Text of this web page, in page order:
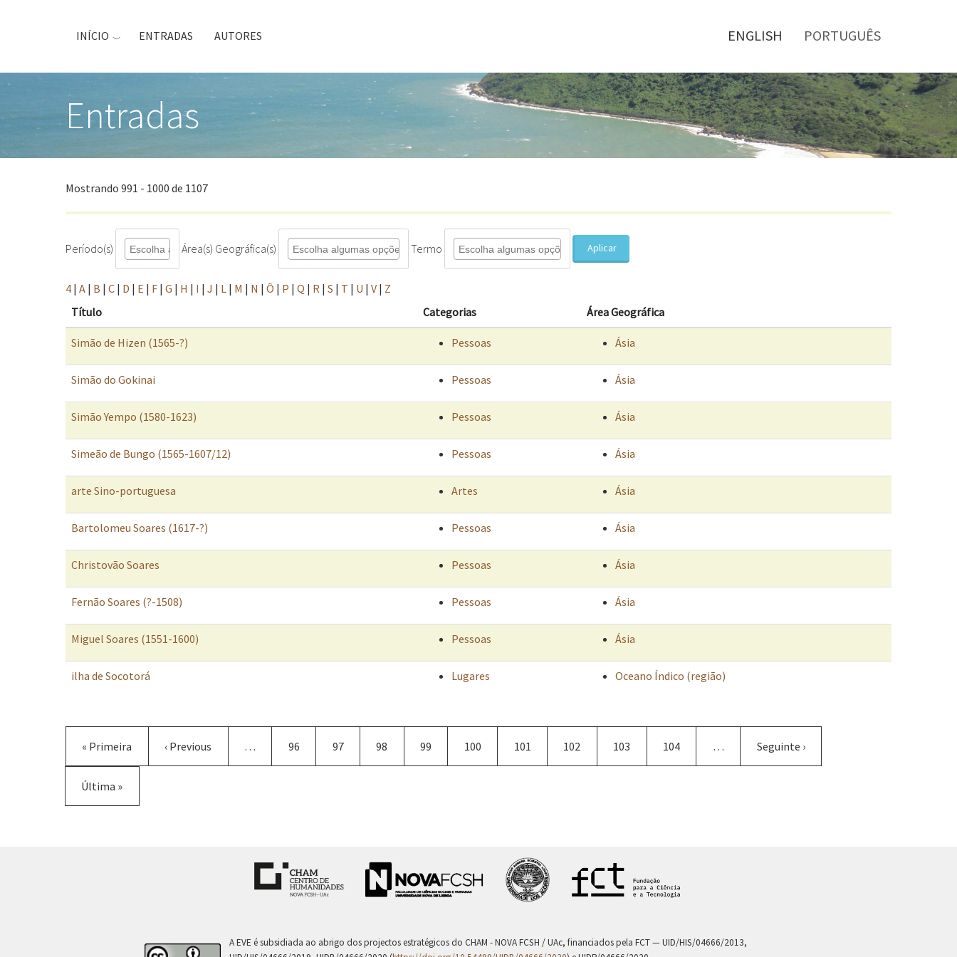
principal
ENGLISH PORTUGUÊS
INÍCIO ENTRADAS AUTORES
Entradas
Mostrando 991 - 1000 de 1107
Período(s) Área(s) Geográfica(s) Termo Aplicar
4 | A | B | C | D | E | F | G | H | I | J | L | M | N | Ô | P | Q | R | S | T | U | V | Z
Título
Categorias Área Geográfica
Simão de Hizen (1565-?) Pessoas Ásia
Simão do Gokinai Pessoas Ásia
Simão Yempo (1580-1623) Pessoas Ásia
Simeão de Bungo (1565-1607/12) Pessoas Ásia
arte Sino-portuguesa Artes Ásia
Bartolomeu Soares (1617-?) Pessoas Ásia
Christovão Soares Pessoas Ásia
Fernão Soares (?-1508) Pessoas Ásia
Miguel Soares (1551-1600) Pessoas Ásia
ilha de Socotorá Lugares Oceano Índico (região)
Primeira
página
« Primeira
Página
anterior
‹ Previous … Página
96 Página
97 Página
98 Página
99
Página
atual
100 Página
101 Página
102 Página
103 Página
104 …
Próxima
página
Seguinte ›
Última
página
Última »
A EVE é subsidiada ao abrigo dos projectos estratégicos do CHAM - NOVA FCSH / UAc, financiados pela FCT — UID/HIS/04666/2013,